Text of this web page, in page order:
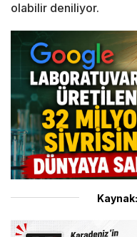
olabilir deniliyor.